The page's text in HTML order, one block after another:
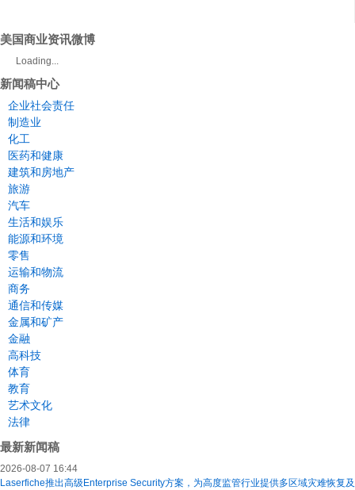
美国商业资讯微博
Loading...
新闻稿中心
企业社会责任
制造业
化工
医药和健康
建筑和房地产
旅游
汽车
生活和娱乐
能源和环境
零售
运输和物流
商务
通信和传媒
金属和矿产
金融
高科技
体育
教育
艺术文化
法律
最新新闻稿
2026-08-07 16:44
Laserfiche推出高级Enterprise Security方案，为高度监管行业提供多区域灾难恢复及